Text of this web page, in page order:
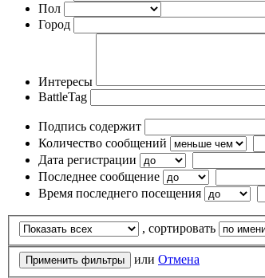
Пол
Город
Интересы
BattleTag
Подпись содержит
Количество сообщений
Дата регистрации
Последнее сообщение
Время последнего посещения
, сортировать
или Отмена